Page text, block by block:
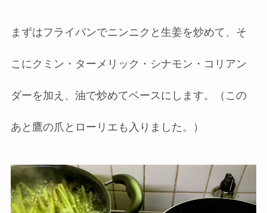
まずはフライパンでニンニクと生姜を炒めて、そ
こにクミン・ターメリック・シナモン・コリアン
ダーを加え、油で炒めてベースにします。（この
あと鷹の爪とローリエも入りました。）